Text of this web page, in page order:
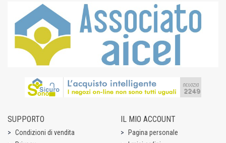
SUPPORTO
Condizioni di vendita
IL MIO ACCOUNT
Pagina personale